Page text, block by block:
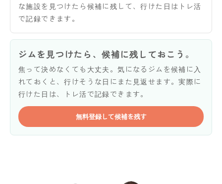
な施設を見つけたら候補に残して、行けた日はトレ活
で記録できます。
ジムを見つけたら、候補に残しておこう。
焦って決めなくても大丈夫。気になるジムを候補に入
れておくと、行けそうな日にまた見返せます。実際に
行けた日は、トレ活で記録できます。
無料登録して候補を残す